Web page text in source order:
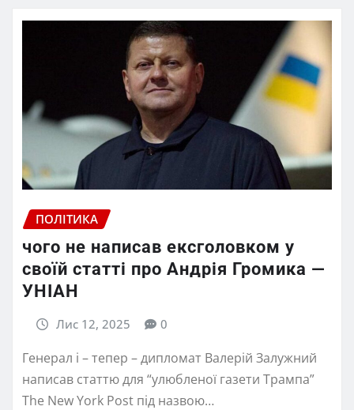
ПОЛІТИКА
чого не написав ексголовком у
своїй статті про Андрія Громика —
УНІАН
Лис 12, 2025 0
Генерал і – тепер – дипломат Валерій Залужний
написав статтю для “улюбленої газети Трампа”
The New York Post під назвою…